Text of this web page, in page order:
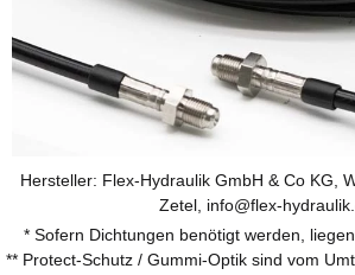
Hersteller: Flex-Hydraulik GmbH & Co KG,
Zetel, info@flex-
* Sofern Dichtungen benötigt werden,
** Protect-Schutz / Gummi-Optik sind vom